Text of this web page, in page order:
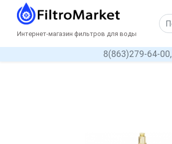
Интернет-магазин фильтров для воды
8(863)279-64-00,